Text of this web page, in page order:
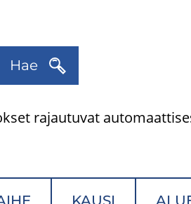
Hae
rajautuvat
KAUSI